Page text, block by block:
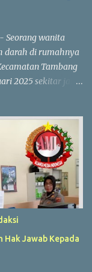
Seorang wanita
darah di rumahnya
Tambang
2025 sekitar jam
mengungkapkan
R (17). Saat
terbuka dan
menemukan korban
kaku dan kepala
Di dekat jasad
3 kg. Keluarga yang
dokter
dunia. Hasil
tanda kekerasan
Hak Jawab Kepada